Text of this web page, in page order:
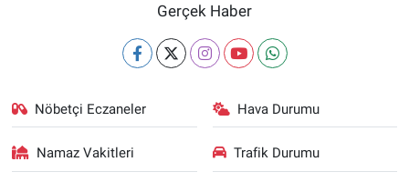
Gerçek Haber
Nöbetçi Eczaneler Hava Durumu
Namaz Vakitleri Trafik Durumu